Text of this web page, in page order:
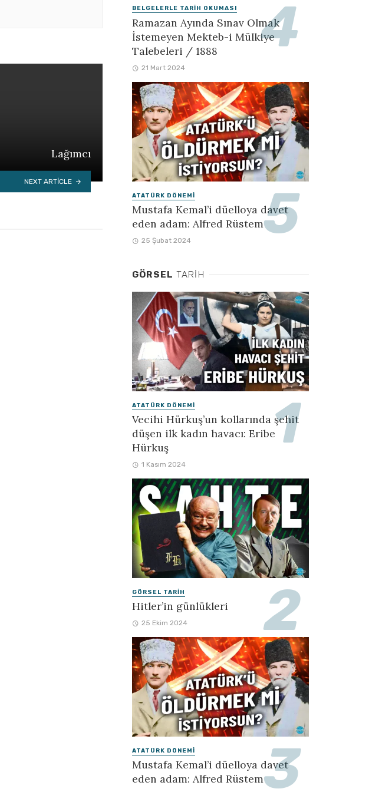
Lağımcı
NEXT ARTICLE
BELGELERLE TARIH OKUMASI
Ramazan Ayında Sınav Olmak
İstemeyen Mekteb-i Mülkiye
Talebeleri / 1888
21 Mart 2024
ATATÜRK DÖNEMI
Mustafa Kemal’i düelloya davet
eden adam: Alfred Rüstem
25 Şubat 2024
GÖRSEL TARIH
ATATÜRK DÖNEMI
Vecihi Hürkuş’un kollarında şehit
düşen ilk kadın havacı: Eribe
Hürkuş
1 Kasım 2024
GÖRSEL TARIH
Hitler’in günlükleri
25 Ekim 2024
ATATÜRK DÖNEMI
Mustafa Kemal’i düelloya davet
eden adam: Alfred Rüstem